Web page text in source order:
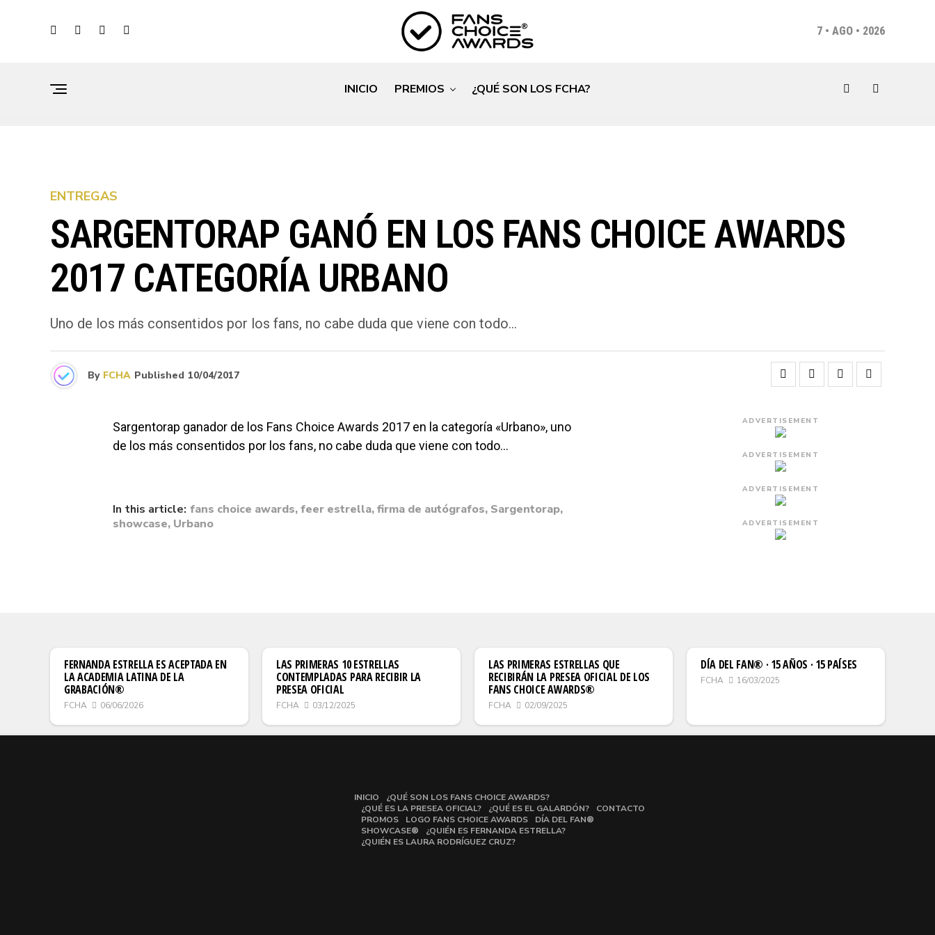
7 • AGO • 2026
INICIO PREMIOS ¿QUÉ SON LOS FCHA?
ENTREGAS
SARGENTORAP GANÓ EN LOS FANS CHOICE AWARDS
2017 CATEGORÍA URBANO
Uno de los más consentidos por los fans, no cabe duda que viene con todo…
By FCHA Published 10/04/2017
Sargentorap ganador de los Fans Choice Awards 2017 en la categoría «Urbano», uno
de los más consentidos por los fans, no cabe duda que viene con todo…
In this article: fans choice awards,feer estrella,firma de autógrafos, Sargentorap,
showcase, Urbano
ADVERTISEMENT
ADVERTISEMENT
ADVERTISEMENT
ADVERTISEMENT
FERNANDA ESTRELLA ES ACEPTADA EN
LA ACADEMIA LATINA DE LA
GRABACIÓN®
FCHA 06/06/2026
LAS PRIMERAS 10 ESTRELLAS
CONTEMPLADAS PARA RECIBIR LA
PRESEA OFICIAL
FCHA 03/12/2025
LAS PRIMERAS ESTRELLAS QUE
RECIBIRÁN LA PRESEA OFICIAL DE LOS
FANS CHOICE AWARDS®
FCHA 02/09/2025
DÍA DEL FAN® · 15 AÑOS · 15 PAÍSES
FCHA 16/03/2025
INICIO
¿QUÉ SON LOS FANS CHOICE AWARDS?
¿QUÉ ES LA PRESEA OFICIAL?
¿QUÉ ES EL GALARDÓN?
CONTACTO
PROMOS
LOGO FANS CHOICE AWARDS
DÍA DEL FAN®
SHOWCASE®
¿QUIÉN ES FERNANDA ESTRELLA?
¿QUIÉN ES LAURA RODRÍGUEZ CRUZ?